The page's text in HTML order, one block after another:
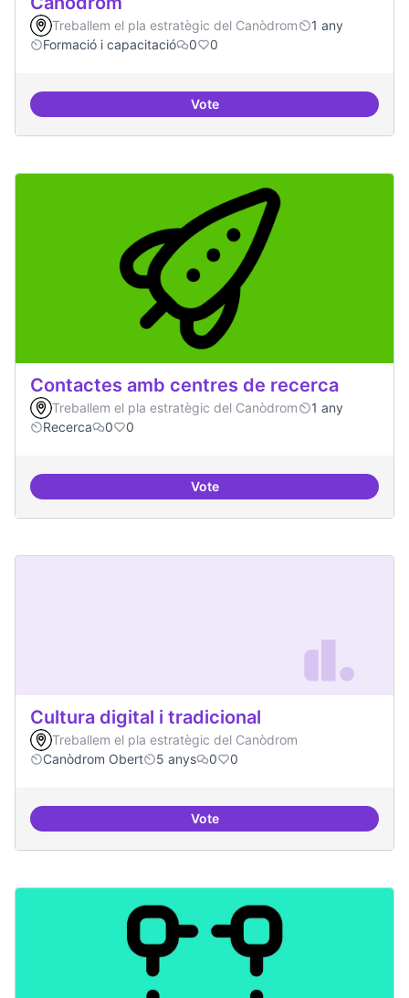
Treballem el pla estratègic del Canòdrom
1 any
Formació i capacitació
0 0
VoteConsolidar oferta antena
Contactes amb centres de recerca
Treballem el pla estratègic del Canòdrom
1 any
Recerca
0 0
VoteContactes amb centres de
Cultura digital i tradicional
Treballem el pla estratègic del Canòdrom
Canòdrom Obert
5 anys 0 0
VoteCultura digital i tradicional